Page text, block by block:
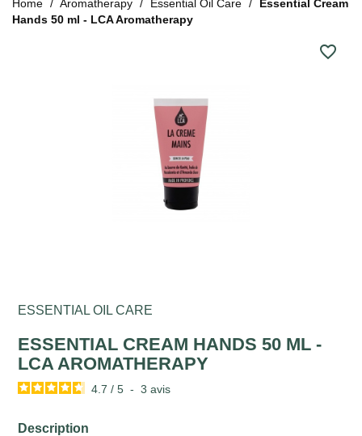
Home Aromatherapy Essential Oil Care
Essential Cream
Hands 50 ml - LCA Aromatherapy
favorite_border
ESSENTIAL OIL CARE
ESSENTIAL CREAM HANDS 50 ML -
LCA AROMATHERAPY
4.7 / 5 - 3avis
Description